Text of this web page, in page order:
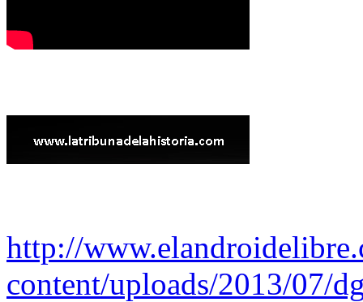
http://
content/uploads/2013/07/